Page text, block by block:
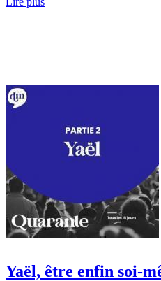
Yaël, être enfin soi-